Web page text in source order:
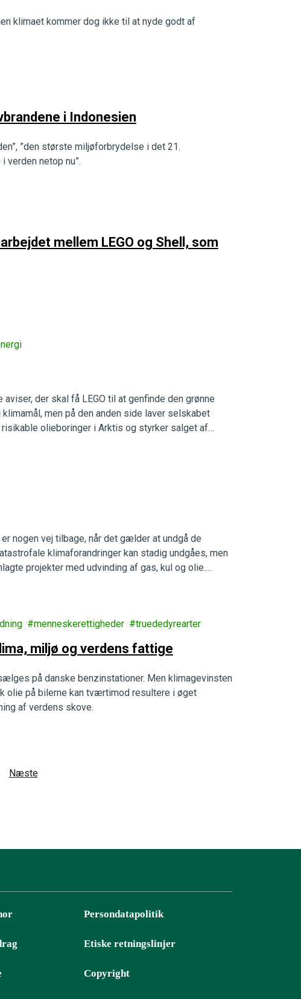
klimaet kommer dog ikke til at nyde godt af
i Indonesien
”den største miljøforbrydelse i det 21.
verden netop nu”.
mellem LEGO og Shell, som
der skal få LEGO til at genfinde den grønne
men på den anden side laver selskabet
olieboringer i Arktis og styrker salget af
nogen vej tilbage, når det gælder at undgå de
klimaforandringer kan stadig undgåes, men
projekter med udvinding af gas, kul og olie.
menneskerettigheder truededyrearter
miljø og verdens fattige
på danske benzinstationer. Men klimagevinsten
på bilerne kan tværtimod resultere i øget
af verdens skove.
Næste
Persondatapolitik
Etiske retningslinjer
Copyright